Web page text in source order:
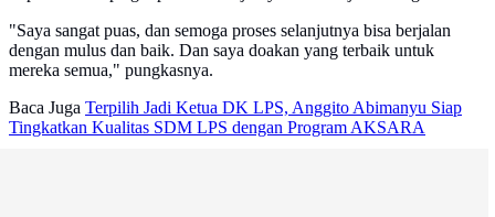
"Saya sangat puas, dan semoga proses selanjutnya bisa berjalan
dengan mulus dan baik. Dan saya doakan yang terbaik untuk
mereka semua," pungkasnya.
Baca Juga Terpilih Jadi Ketua DK LPS, Anggito Abimanyu Siap
Tingkatkan Kualitas SDM LPS dengan Program AKSARA